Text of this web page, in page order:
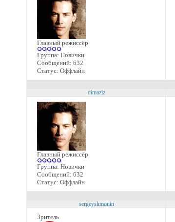
Главный режиссёр
Группа: Новички
Сообщений: 632
Статус: Оффлайн
dimaziz
Главный режиссёр
Группа: Новички
Сообщений: 632
Статус: Оффлайн
sergeyshmonin
Зритель